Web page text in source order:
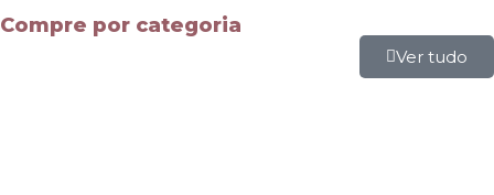
Compre por categoria
Ver tudo